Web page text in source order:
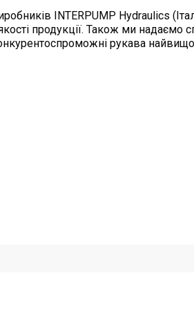
INTERPUMP Hydraulics
продукції. Також ми надаємо
рукава